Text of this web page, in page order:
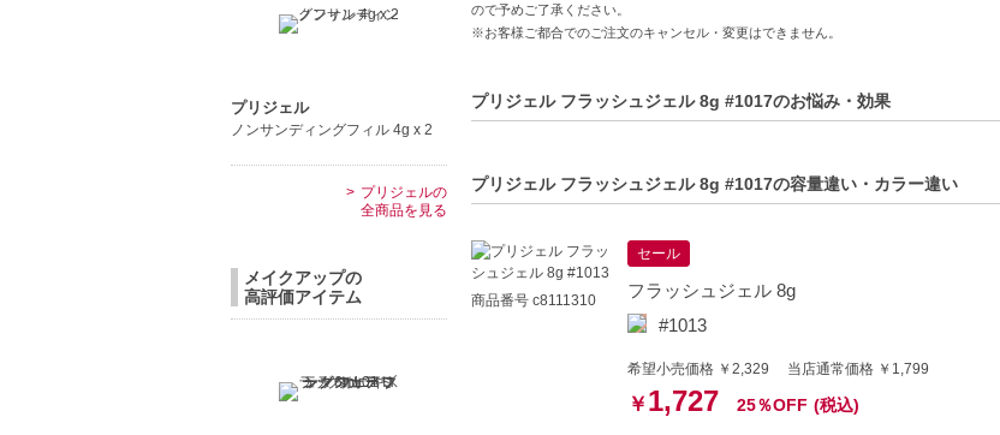
短時間硬化-UVで1分、LEDで約30秒の硬化時間でサクッと仕上げ。
可愛い仕上がり-明るいキラキラ感が楽しめ、魅力的なネイルアートに変身。
【こんな方へおすすめ】
華やかなネイルを求める方
ので予めご了承ください。
※お客様ご都合でのご注文のキャンセル・変更はできません。
プリジェル フラッシュジェル 8g #1017のお悩み・効果
プリジェル フラッシュジェル 8g #1017の容量違い・カラー違い
商品番号 c8111310
セール
フラッシュジェル 8g
#1013
希望小売価格 ￥2,329 当店通常価格 ￥1,799
￥ 1,727 25％OFF (税込)
プリジェル
ノンサンディングフィル 4g x 2
プリジェルの
全商品を見る
メイクアップの
高評価アイテム